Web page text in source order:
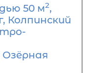
50 м2,
Колпинский
Озёрная